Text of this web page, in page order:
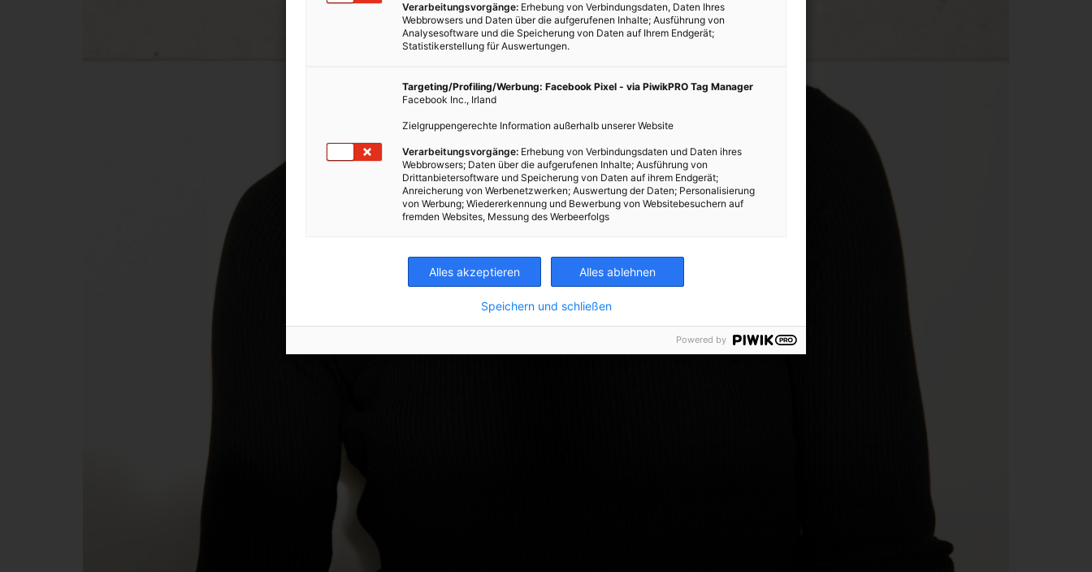
Verarbeitungsvorgänge: Erhebung von Verbindungsdaten, Daten Ihres
Webbrowsers und Daten über die aufgerufenen Inhalte; Ausführung von
Analysesoftware und die Speicherung von Daten auf Ihrem Endgerät;
Statistikerstellung für Auswertungen.
Targeting/Profiling/Werbung: Facebook Pixel - via PiwikPRO Tag Manager
Facebook Inc., Irland
Zielgruppengerechte Information außerhalb unserer Website
Verarbeitungsvorgänge: Erhebung von Verbindungsdaten und Daten ihres
Webbrowsers; Daten über die aufgerufenen Inhalte; Ausführung von
Drittanbietersoftware und Speicherung von Daten auf ihrem Endgerät;
Anreicherung von Werbenetzwerken; Auswertung der Daten; Personalisierung
von Werbung; Wiedererkennung und Bewerbung von Websitebesuchern auf
fremden Websites, Messung des Werbeerfolgs
Alles akzeptieren Alles ablehnen
Speichern und schließen
Powered by